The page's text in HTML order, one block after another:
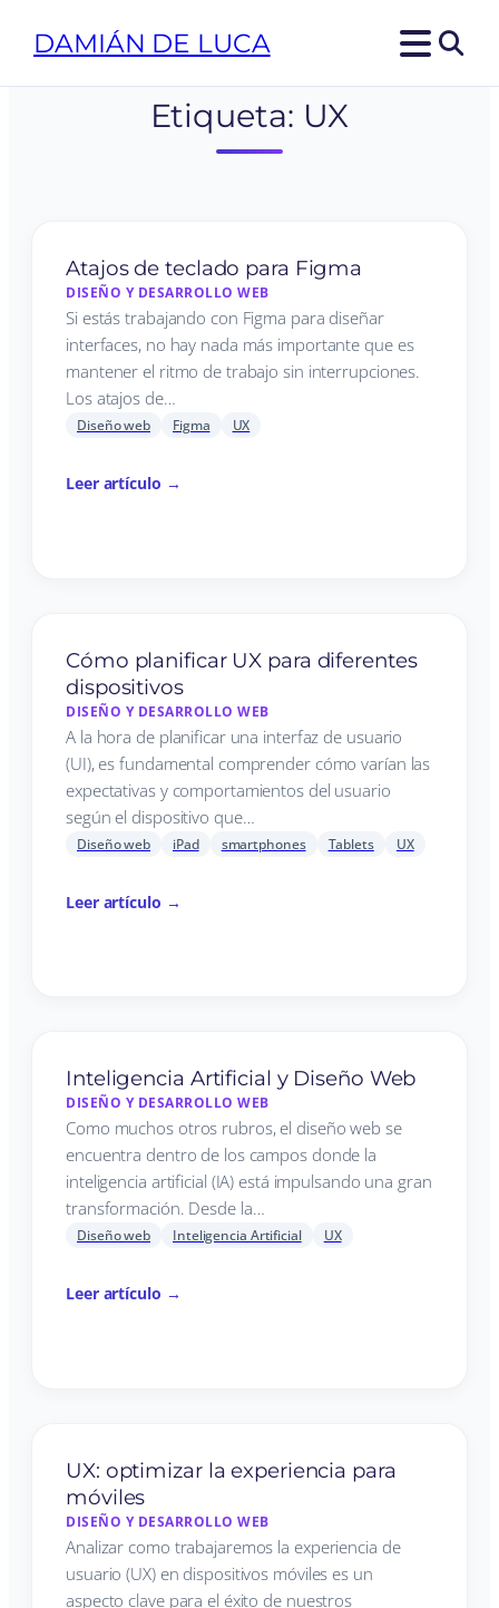
DAMIÁN DE LUCA
Etiqueta: UX
Atajos de teclado para Figma
DISEÑO Y DESARROLLO WEB
Si estás trabajando con Figma para diseñar
interfaces, no hay nada más importante que es
mantener el ritmo de trabajo sin interrupciones.
Los atajos de…
Diseño web Figma UX
Leer artículo →
Cómo planificar UX para diferentes
dispositivos
DISEÑO Y DESARROLLO WEB
A la hora de planificar una interfaz de usuario
(UI), es fundamental comprender cómo varían las
expectativas y comportamientos del usuario
según el dispositivo que…
Diseño web iPad smartphones Tablets UX
Leer artículo →
Inteligencia Artificial y Diseño Web
DISEÑO Y DESARROLLO WEB
Como muchos otros rubros, el diseño web se
encuentra dentro de los campos donde la
inteligencia artificial (IA) está impulsando una gran
transformación. Desde la…
Diseño web Inteligencia Artificial UX
Leer artículo →
UX: optimizar la experiencia para
móviles
DISEÑO Y DESARROLLO WEB
Analizar como trabajaremos la experiencia de
usuario (UX) en dispositivos móviles es un
aspecto clave para el éxito de nuestros